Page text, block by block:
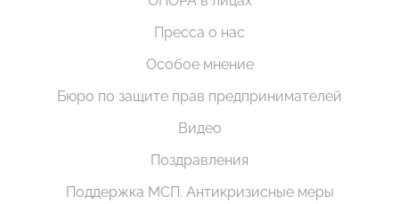
Пресса о нас
Особое мнение
Бюро по защите прав предпринимателей
Видео
Поздравления
Поддержка МСП. Антикризисные меры